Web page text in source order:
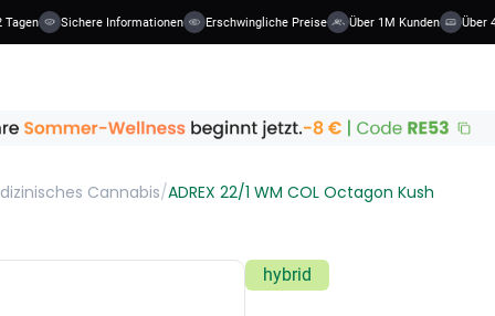
Sichere Informationen Erschwingliche Preise Über 1M Kunden Über
Cannabis/ADREX 22/1 WM COL Octagon Kush
hybrid